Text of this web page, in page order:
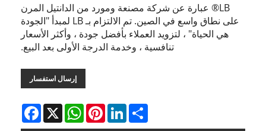
LB® عبارة عن شركة مصنعة ومورد من الدانتيل المرن
على نطاق واسع في الصين. تم الالتزام بـ LB لمبدأ "الجودة
هي الحياة" ، لتزويد العملاء بأفضل جودة ، وأكثر الأسعار
تنافسية ، وخدمة الدرجة الأولى بعد البيع.
إرسال استفسار
Facebook X
WhatsAppPinterestLinkedInShare